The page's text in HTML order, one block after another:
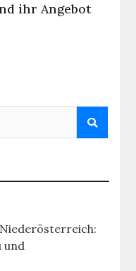
ihr Angebot
und